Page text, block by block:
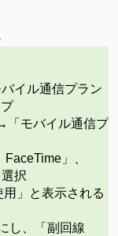
イル通信プラン
「モバイル通信プ
」、
択
」と表示される
し、「副回線